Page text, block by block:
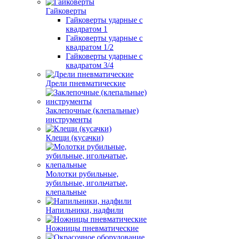
Гайковерты
Гайковерты ударные с
квадратом 1
Гайковерты ударные с
квадратом 1/2
Гайковерты ударные с
квадратом 3/4
Дрели пневматические
Заклепочные (клепальные)
инструменты
Клещи (кусачки)
Молотки рубильные,
зубильные, игольчатые,
клепальные
Напильники, надфили
Ножницы пневматические